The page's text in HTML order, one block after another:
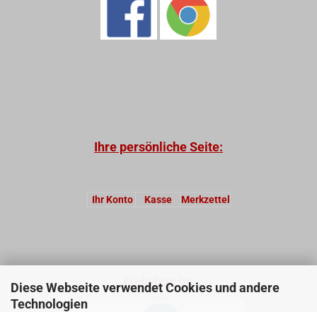
Diese Webseite verwendet Cookies und andere
Technologien
Ihre persönliche Seite:
Ihr Konto Kasse Merkzettel
Webshop by: